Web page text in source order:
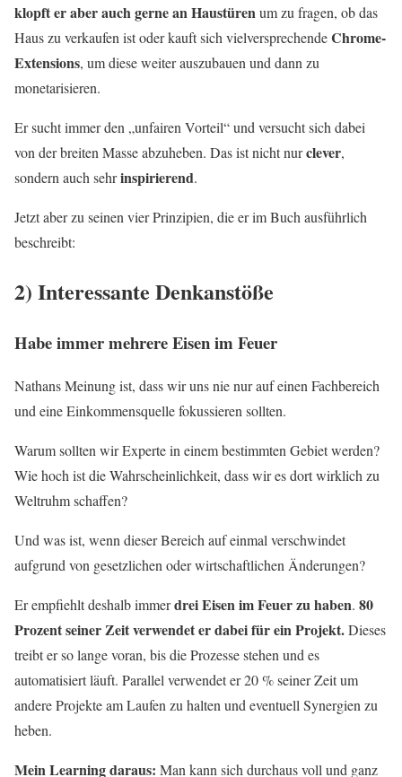
klopft er aber auch gerne an Haustürenum zu fragen, ob das
Haus zu verkaufen ist oder kauft sich vielversprechendeChrome-
Extensions, um diese weiter auszubauen und dann zu
monetarisieren.
Er sucht immer den „unfairen Vorteil“ und versucht sich dabei
von der breiten Masse abzuheben. Das ist nicht nurclever,
sondern auch sehrinspirierend.
Jetzt aber zu seinen vier Prinzipien, die er im Buch ausführlich
beschreibt:
2) Interessante Denkanstöße
Habe immer mehrere Eisen im Feuer
Nathans Meinung ist, dass wir uns nie nur auf einen Fachbereich
und eine Einkommensquelle fokussieren sollten.
Warum sollten wir Experte in einem bestimmten Gebiet werden?
Wie hoch ist die Wahrscheinlichkeit, dass wir es dort wirklich zu
Weltruhm schaffen?
Und was ist, wenn dieser Bereich auf einmal verschwindet
aufgrund von gesetzlichen oder wirtschaftlichen Änderungen?
Er empfiehlt deshalb immerdrei Eisen im Feuer zu haben. 80
Prozent seiner Zeit verwendet er dabei für ein Projekt.Dieses
treibt er so lange voran, bis die Prozesse stehen und es
automatisiert läuft. Parallel verwendet er 20 % seiner Zeit um
andere Projekte am Laufen zu halten und eventuell Synergien zu
heben.
Mein Learning daraus: Man kann sich durchaus voll und ganz